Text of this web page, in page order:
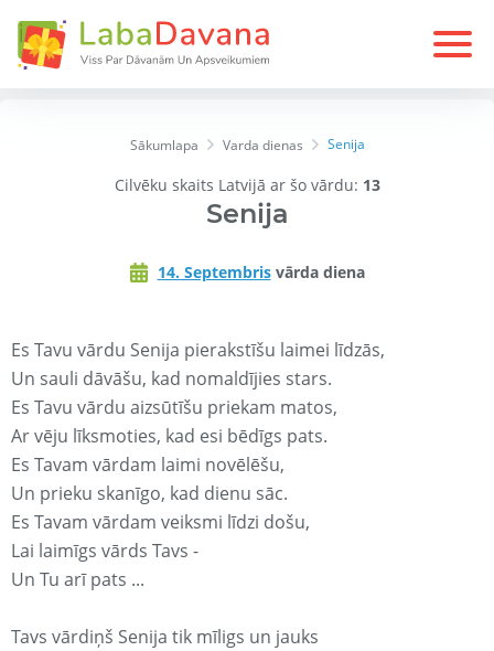
Sākumlapa Varda dienas Senija
Cilvēku skaits Latvijā ar šo vārdu: 13
Senija
14. Septembrisvārda diena
Es Tavu vārdu Senija pierakstīšu laimei līdzās,
Un sauli dāvāšu, kad nomaldījies stars.
Es Tavu vārdu aizsūtīšu priekam matos,
Ar vēju līksmoties, kad esi bēdīgs pats.
Es Tavam vārdam laimi novēlēšu,
Un prieku skanīgo, kad dienu sāc.
Es Tavam vārdam veiksmi līdzi došu,
Lai laimīgs vārds Tavs -
Un Tu arī pats ...
Tavs vārdiņš Senija tik mīligs un jauks